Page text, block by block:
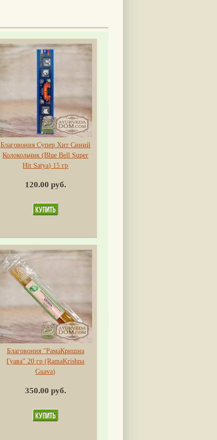
Благовония Супер Хит Синий
Колокольчик (Blue Bell Super
Hit Satya) 15 гр
120.00 руб.
Благовония "РамаКришна
Гуава" 20 гр (RamaKrishna
Guava)
350.00 руб.